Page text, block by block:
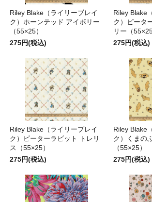
Riley Blake（ライリーブレイ
ク）ホーンテッド アイボリー
（55×25）
275円(税込)
Riley Blake
ク）ピータ
リー（55×25
275円(税込)
Riley Blake（ライリーブレイ
ク）ピーターラビット トレリ
ス（55×25）
275円(税込)
Riley Blake
ク）くまの
（55×25）
275円(税込)